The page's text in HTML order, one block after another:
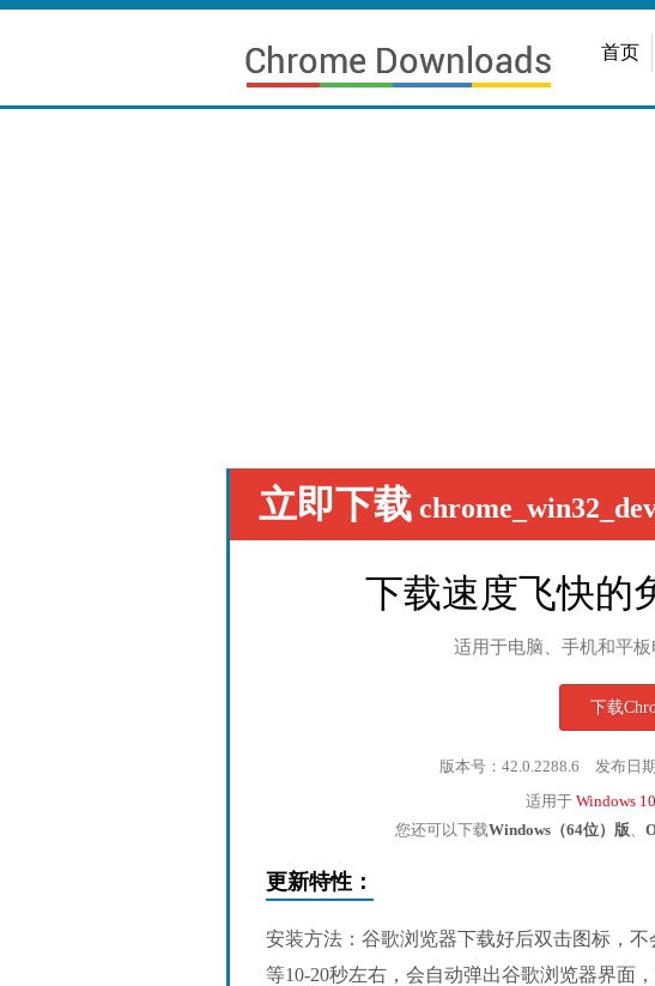
首页
立即下载
下载速度飞快的
适用于电脑、手机和平
下载
版本号：42.0.2288.6 发布日
适用于 Windows
您还可以下载Windows（64位）版、
更新特性：
安装方法：谷歌浏览器下载好后双击图标，
等10-20秒左右，会自动弹出谷歌浏览器界面